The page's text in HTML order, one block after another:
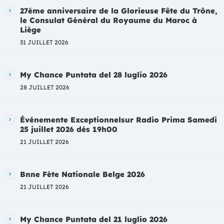
27éme anniversaire de la Glorieuse Fête du Trône,
le Consulat Général du Royaume du Maroc à
Liège
31 JUILLET 2026
My Chance Puntata del 28 luglio 2026
28 JUILLET 2026
Événemente Exceptionnelsur Radio Prima Samedi
25 juillet 2026 dés 19h00
21 JUILLET 2026
Bnne Fète Nationale Belge 2026
21 JUILLET 2026
My Chance Puntata del 21 luglio 2026